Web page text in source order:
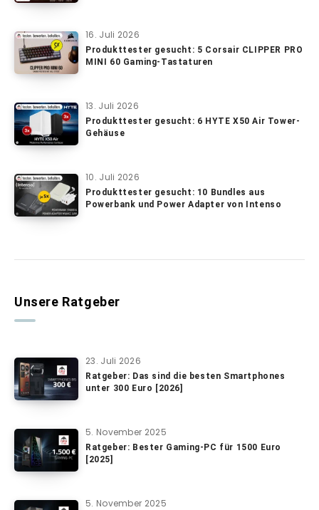
16. Juli 2026
Produkttester gesucht: 5 Corsair CLIPPER PRO
MINI 60 Gaming-Tastaturen
13. Juli 2026
Produkttester gesucht: 6 HYTE X50 Air Tower-
Gehäuse
10. Juli 2026
Produkttester gesucht: 10 Bundles aus
Powerbank und Power Adapter von Intenso
Unsere Ratgeber
23. Juli 2026
Ratgeber: Das sind die besten Smartphones
unter 300 Euro [2026]
5. November 2025
Ratgeber: Bester Gaming-PC für 1500 Euro
[2025]
5. November 2025